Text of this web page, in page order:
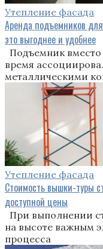
Утепление фасада
Аренда подъемников
это выгоднее и удобнее
Подъемник вместо
время
металлическими
Утепление фасада
Стоимость вышки-туры
доступной цены
При выполнении
на высоте важным
процесса